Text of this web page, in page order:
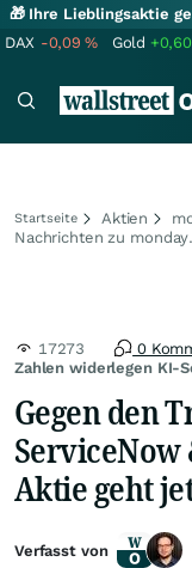
🎁 Ihre Lieblingsaktie
DAX -0,09% Gold
Startseite Aktien
Nachrichten zu
Zahlen widerlegen KI-
17273 0
Gegen den
ServiceNow
Aktie geht
Verfasst von